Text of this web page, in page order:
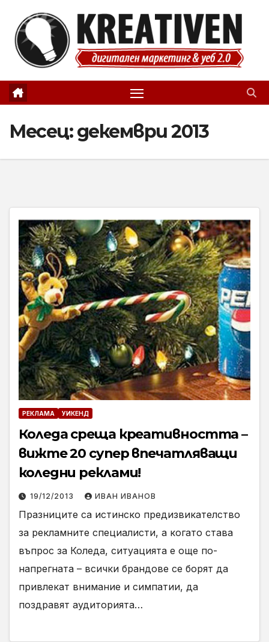
content
Месец:декември 2013
РЕКЛАМА УИКЕНД
Коледа среща креативността –
вижте 20 супер впечатляващи
коледни реклами!
19/12/2013 ИВАН ИВАНОВ
Празниците са истинско предизвикателство
за рекламните специалисти, а когато става
въпрос за Коледа, ситуацията е още по-
напрегната – всички брандове се борят да
привлекат внимание и симпатии, да
поздравят аудиторията…